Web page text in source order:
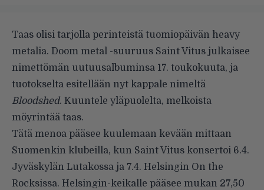
Taas olisi tarjolla perinteistä tuomiopäivän heavy
metalia. Doom metal -suuruus Saint Vitus julkaisee
nimettömän uutuusalbuminsa 17. toukokuuta, ja
tuotokselta esitellään nyt kappale nimeltä
Bloodshed. Kuuntele yläpuolelta, melkoista
möyrintää taas.
Tätä menoa pääsee kuulemaan kevään mittaan
Suomenkin klubeilla, kun Saint Vitus konsertoi 6.4.
Jyväskylän Lutakossa ja 7.4. Helsingin On the
Rocksissa. Helsingin-keikalle pääsee mukan 27,50